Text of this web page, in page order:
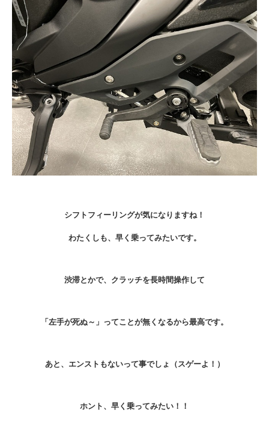
シフトフィーリングが気になりますね！
わたくしも、早く乗ってみたいです。
渋滞とかで、クラッチを長時間操作して
「左手が死ぬ～」ってことが無くなるから最高です。
あと、エンストもないって事でしょ（スゲーよ！）
ホント、早く乗ってみたい！！